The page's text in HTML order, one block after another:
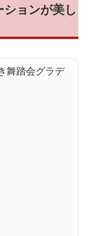
ョンが美し